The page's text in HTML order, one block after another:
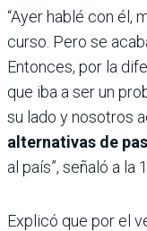
“Ayer hablé con él,
curso. Pero se
Entonces, por la
que iba a ser un
su lado y nosotros
alternativas de
al país”, señaló a la
Explicó que por el